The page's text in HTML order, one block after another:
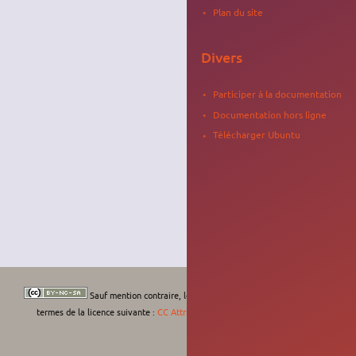
Sauf mention contraire, le contenu de ce wiki est placé sous les
termes de la licence suivante : CC Attribution-Noncommercial-Share Alike 4.0
Plan du site
Divers
Participer à la documentation
Documentation hors ligne
Télécharger Ubuntu